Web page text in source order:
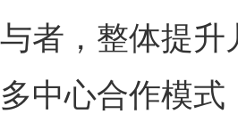
者，整体提
中心合作模